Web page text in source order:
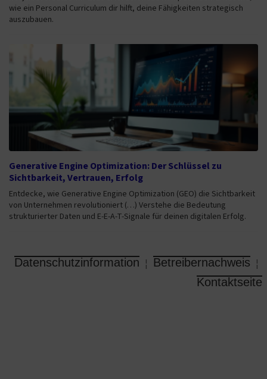
wie ein Personal Curriculum dir hilft, deine Fähigkeiten strategisch
auszubauen.
Generative Engine Optimization: Der Schlüssel zu
Sichtbarkeit, Vertrauen, Erfolg
Entdecke, wie Generative Engine Optimization (GEO) die Sichtbarkeit
von Unternehmen revolutioniert (…) Verstehe die Bedeutung
strukturierter Daten und E-E-A-T-Signale für deinen digitalen Erfolg.
Datenschutzinformation ¦ Betreibernachweis ¦
Kontaktseite